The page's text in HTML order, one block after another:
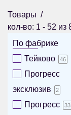
Товары
кол-во: 1 - 52 из
По фабрике
Тейково
46
Прогресс
эксклюзив
2
Прогресс 33